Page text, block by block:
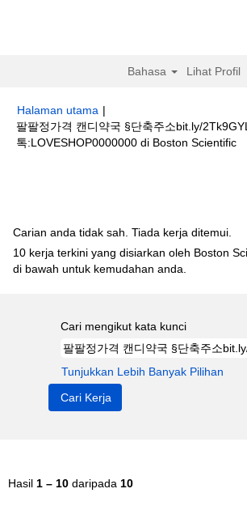
Bahasa Lihat Profil
Halaman utama |
팔팔정가격 캔디약국 §단축주소bit.ly/
톡:LOVESHOP0000000 di Boston Scientific
Carian anda tidak sah. Tiada kerja ditemui.
10 kerja terkini yang disiarkan oleh Boston
di bawah untuk kemudahan anda.
Cari mengikut kata kunci
Tunjukkan Lebih Banyak Pilihan
Hasil 1 – 10 daripada 10